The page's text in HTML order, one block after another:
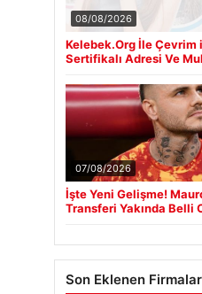
08/08/2026
Kelebek.Org İle
Sertifikalı Adresi Ve
07/08/2026
İşte Yeni Gelişme!
Transferi Yakında Belli
Son Eklenen Firmalar